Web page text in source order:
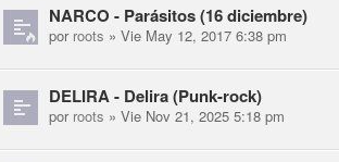
NARCO - Parásitos (16 diciembre)
por roots » Vie May 12, 2017 6:38 pm
DELIRA - Delira (Punk-rock)
por roots » Vie Nov 21, 2025 5:18 pm